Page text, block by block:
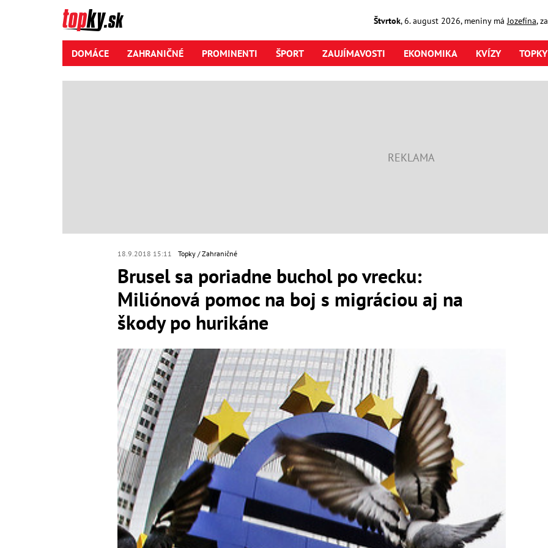
Štvrtok,6. august2026, meniny má Jozefína,
DOMÁCE ZAHRANIČNÉ PROMINENTI ŠPORT ZAUJÍMAVOSTI EKONOMIKA KVÍZY
18.9.2018 15:11 Topky Zahraničné
Brusel sa poriadne buchol po vrecku:
Miliónová pomoc na boj s migráciou aj na
škody po hurikáne